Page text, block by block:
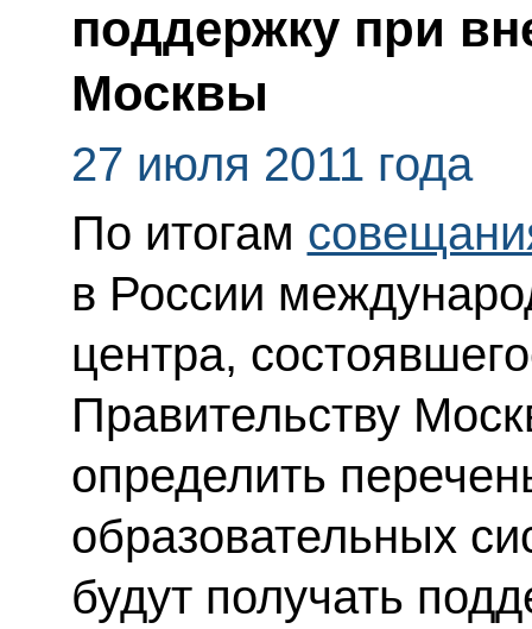
поддержку при
Москвы
27 июля 2011 года
По итогам
в России
центра,
Правительству
определить
образовательных
будут получать